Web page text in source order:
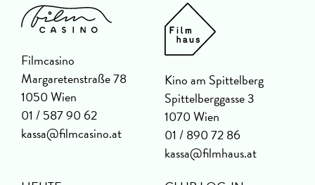
Filmcasino
Margaretenstraße 78
1050 Wien
01 / 587 90 62
kassa@filmcasino.at
Kino am Spittelberg
Spittelberggasse 3
1070 Wien
01 / 890 72 86
kassa@filmhaus.at